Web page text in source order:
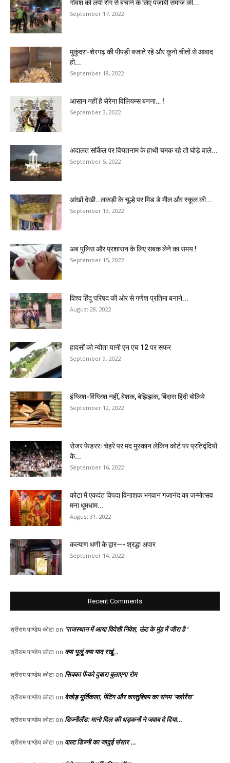
गोवंश को लंपी रोग से बचाने के लिए पंजाबी समाज की...
September 17, 2022
मुकुंदरा-शेरगढ़ की पीपड़ी बजाते रहे और कूनो चीतों से आबाद
हो...
September 18, 2022
आसान नहीं है सेरेना विलियम्स बनना… !
September 3, 2022
अदालत सर्किल पर वियतनाम के हाथी चमक रहे तो घोड़े वाले...
September 5, 2022
आंखों देखी…लकड़ी के चूल्हे पर मिड डे मील और स्कूल की...
September 13, 2022
अब पुलिस और प्रशासन के लिए सबक लेने का समय !
September 15, 2022
विश्व हिंदू परिषद की ओर से गणेश प्रतिमा बनाने...
August 28, 2022
हादसों को न्यौता यानी एन एच 12 पर सफर
September 9, 2022
इंग्लिश-विंग्लिश नहीं, बेशक, बेझिझक, बिंदास हिंदी बोलिये
September 12, 2022
रोजर फेडररः चेहरे पर मंद मुस्कान लेकिन कोर्ट पर प्रतिद्वंदियों
के...
September 16, 2022
कोटा में एकदंत विपदा विनाशक भगवान गजानंद का जन्मोत्सव
मना धूमधाम...
August 31, 2022
कल्याण धणी के द्वार—- श्रद्धा अपार
September 14, 2022
Recent Comments
श्रीराम पाण्डेय कोटा on ‘राजस्थान में आया विदेशी निवेश, ऊंट के मुंह में जीरा है ‘
श्रीराम पाण्डेय कोटा on क्या भूलूं क्या याद रखूं…
श्रीराम पाण्डेय कोटा on सिक्का फेंको दुबारा बुलाएगा रोम
श्रीराम पाण्डेय कोटा on बेजोड़ मूर्तिकला, पेंटिंग और वास्तुशिल्प का संगम ‘फ्लोरेंस’
श्रीराम पाण्डेय कोटा on डिज्नीलैंड: मानो दिल की धड़कनों ने जवाब दे दिया…
श्रीराम पाण्डेय कोटा on वाल्ट डिज्नी का जादुई संसार …